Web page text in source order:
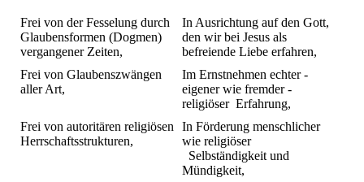
Frei von der Fesselung durch
Glaubensformen (Dogmen)
vergangener Zeiten,
In Ausrichtung auf den Gott,
den wir bei Jesus als
befreiende Liebe erfahren,
Frei von Glaubenszwängen
aller Art,
Im Ernstnehmen echter -
eigener wie fremder -
religiöser Erfahrung,
Frei von autoritären religiösen
Herrschaftsstrukturen,
In Förderung menschlicher
wie religiöser
Selbständigkeit und
Mündigkeit,